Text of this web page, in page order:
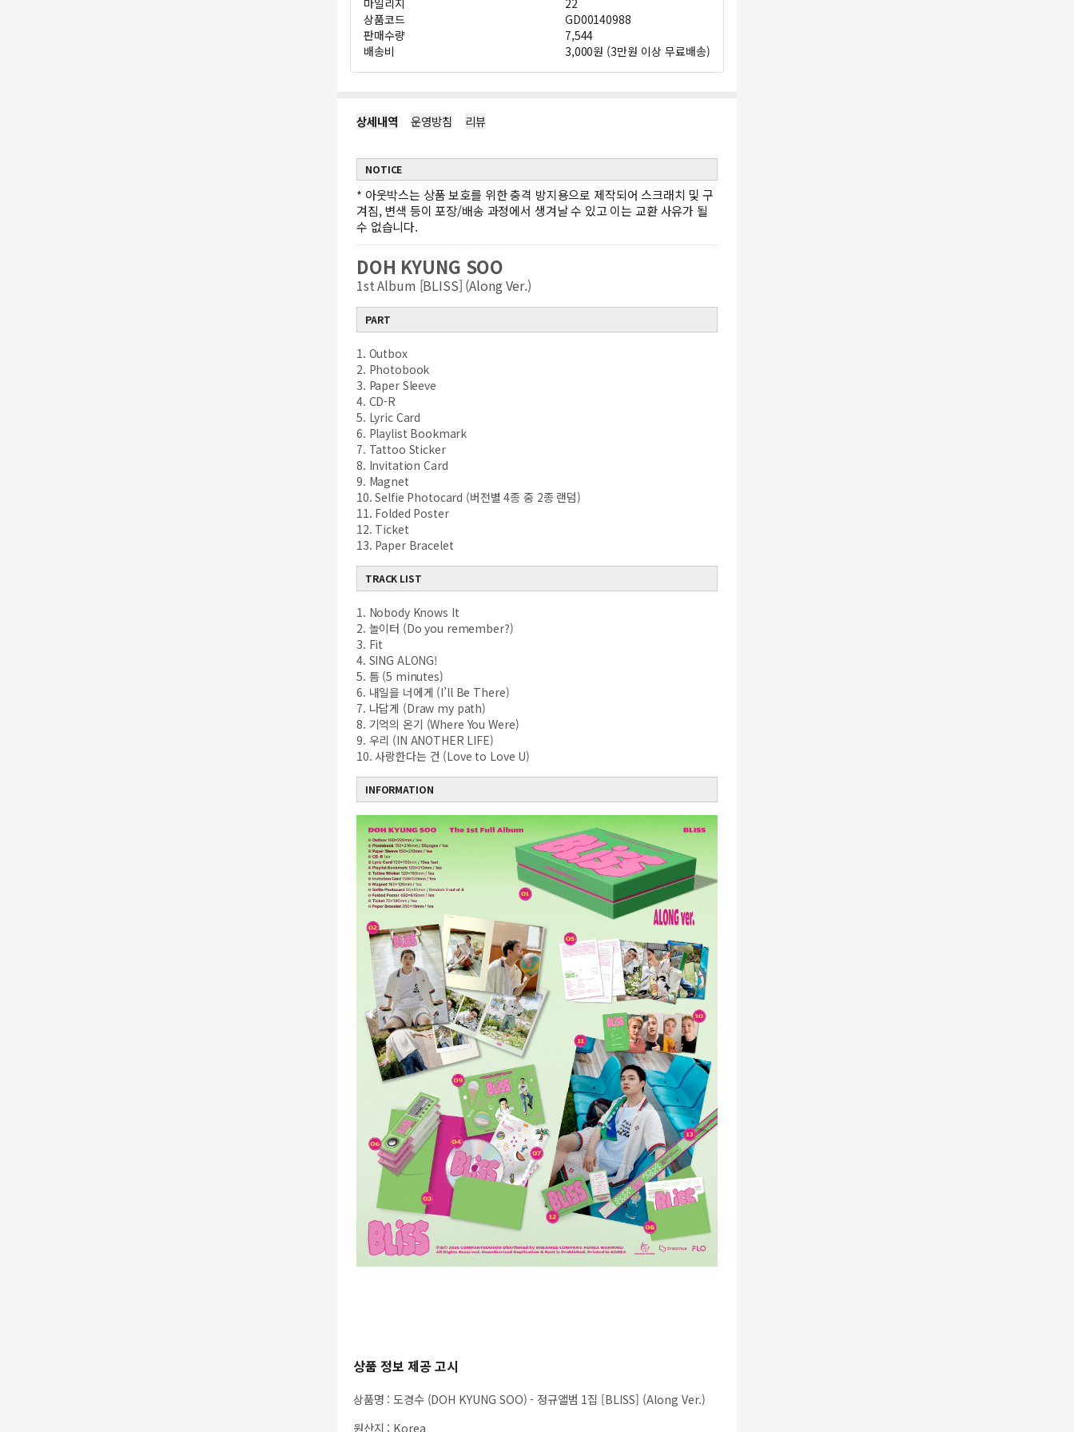
마일리지
22
상품코드
GD00140988
판매수량
7,544
배송비
3,000원 (3만원 이상 무료배송)
상세내역 운영방침 리뷰
NOTICE
* 아웃박스는 상품 보호를 위한 충격 방지용으로 제작되어 스크래치 및 구
겨짐, 변색 등이 포장/배송 과정에서 생겨날 수 있고 이는 교환 사유가 될
수 없습니다.
DOH KYUNG SOO
1st Album [BLISS] (Along Ver.)
PART
1. Outbox
2. Photobook
3. Paper Sleeve
4. CD-R
5. Lyric Card
6. Playlist Bookmark
7. Tattoo Sticker
8. Invitation Card
9. Magnet
10. Selfie Photocard (버전별 4종 중 2종 랜덤)
11. Folded Poster
12. Ticket
13. Paper Bracelet
TRACK LIST
1. Nobody Knows It
2. 놀이터 (Do you remember?)
3. Fit
4. SING ALONG!
5. 틈 (5 minutes)
6. 내일을 너에게 (I’ll Be There)
7. 나답게 (Draw my path)
8. 기억의 온기 (Where You Were)
9. 우리 (IN ANOTHER LIFE)
10. 사랑한다는 건 (Love to Love U)
INFORMATION
상품 정보 제공 고시
상품명 :도경수 (DOH KYUNG SOO) - 정규앨범 1집 [BLISS] (Along Ver.)
원산지 : Korea